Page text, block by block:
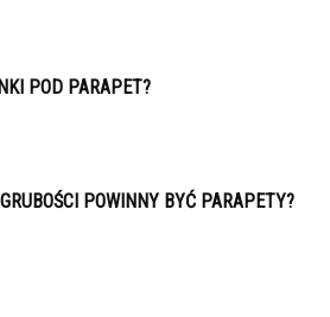
POD PARAPET?
POWINNY BYĆ PARAPETY?